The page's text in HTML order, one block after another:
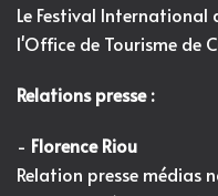
Le Festival
l'Office de Tourisme de
Relations presse :
- Florence Riou
Relation presse médias